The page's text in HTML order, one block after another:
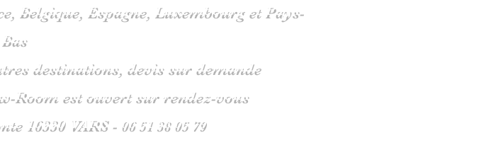
Belgique, Espagne, Luxembourg et Pays-
Bas
destinations, devis sur demande
Room est ouvert sur rendez-vous
16330 VARS - 0651 38 05 79